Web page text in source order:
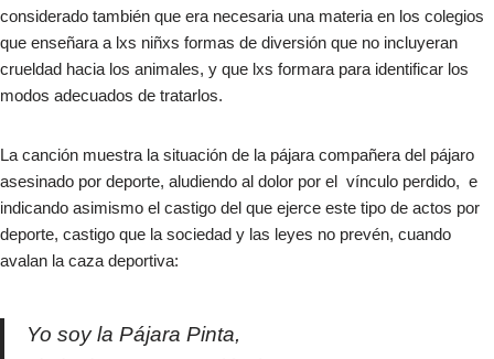
considerado también que era necesaria una materia en los colegios
que enseñara a lxs niñxs formas de diversión que no incluyeran
crueldad hacia los animales, y que lxs formara para identificar los
modos adecuados de tratarlos.​
La canción muestra la situación de la pájara compañera del pájaro
asesinado por deporte, aludiendo al dolor por el vínculo perdido, e
indicando asimismo el castigo del que ejerce este tipo de actos por
deporte, castigo que la sociedad y las leyes no prevén, cuando
avalan la caza deportiva:​
Yo soy la Pájara Pinta,